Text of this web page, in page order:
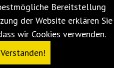
Bereitstellung
der Website erklären Sie
wir Cookies verwenden.
Verstanden!